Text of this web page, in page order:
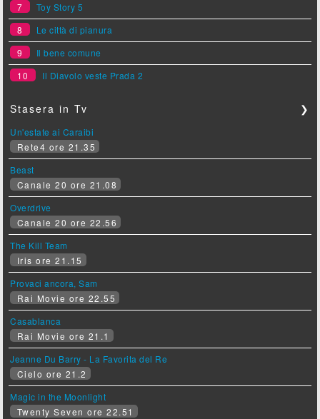
7
Toy Story 5
8
Le città di pianura
9
Il bene comune
10
Il Diavolo veste Prada 2
Stasera in Tv ❯
Un'estate ai Caraibi
Rete4 ore 21.35
Beast
Canale 20 ore 21.08
Overdrive
Canale 20 ore 22.56
The Kill Team
Iris ore 21.15
Provaci ancora, Sam
Rai Movie ore 22.55
Casablanca
Rai Movie ore 21.1
Jeanne Du Barry - La Favorita del Re
Cielo ore 21.2
Magic in the Moonlight
Twenty Seven ore 22.51